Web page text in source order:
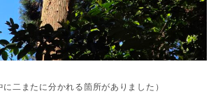
に二またに分かれる箇所がありました）